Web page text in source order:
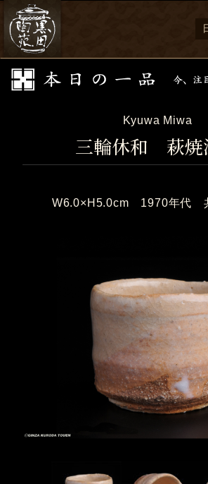
Kyuwa Miwa
三輪休和 萩焼
W6.0×H5.0cm 1970年代